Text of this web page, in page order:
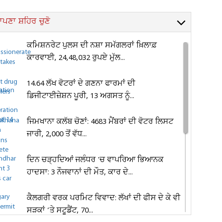
ਸ਼ਹਿਰ ਚੁਣੋ
ਕਮਿਸ਼ਨਰੇਟ ਪੁਲਸ ਦੀ ਨਸ਼ਾ ਸਮੱਗਲਰਾਂ ਖ਼ਿਲਾਫ਼
ਕਾਰਵਾਈ, 24,48,032 ਰੁਪਏ ਮੁੱਲ...
14.64 ਲੱਖ ਵੋਟਰਾਂ ਦੇ ਗਣਨਾ ਫਾਰਮਾਂ ਦੀ
ਡਿਜੀਟਾਈਜ਼ੇਸ਼ਨ ਪੂਰੀ, 13 ਅਗਸਤ ਨੂੰ...
ਜਿਮਖਾਨਾ ਕਲੱਬ ਚੋਣਾਂ: 4683 ਮੈਂਬਰਾਂ ਦੀ ਵੋਟਰ ਲਿਸਟ
ਜਾਰੀ, 2,000 ਤੋਂ ਵੱਧ...
ਦਿਨ ਚੜ੍ਹਦਿਆਂ ਜਲੰਧਰ 'ਚ ਵਾਪਰਿਆ ਭਿਆਨਕ
ਹਾਦਸਾ: 3 ਨੌਜਵਾਨਾਂ ਦੀ ਮੌਤ, ਕਾਰ ਦੇ...
ਕੈਲਗਰੀ ਵਰਕ ਪਰਮਿਟ ਵਿਵਾਦ: ਲੱਖਾਂ ਦੀ ਫੀਸ ਦੇ ਕੇ ਵੀ
ਸੜਕਾਂ ’ਤੇ ਸਟੂਡੈਂਟ, 70...